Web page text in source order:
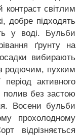
світлим
добре підходять
у воді. Бульби
ґрунту на
вибирають
з родючим, пухким
активного
полив без застою
Восени бульби
прохолодному
відрізняється